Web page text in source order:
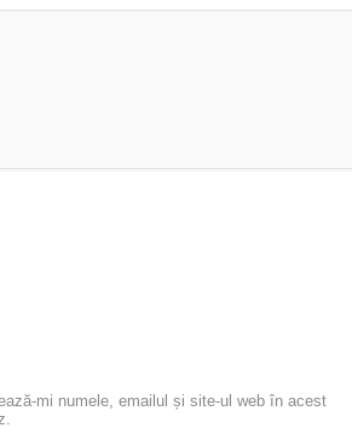
mi numele, emailul și site-ul web în acest